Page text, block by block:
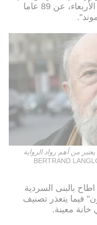
رواد الرواية الجديدة في فرنسا، الأربعاء، عن 89 عاما
من أهم رواد الرواية
BERTRAND
اطاح بالبنى السردية
فيما يتعذر تصنيف
خانة معينة.